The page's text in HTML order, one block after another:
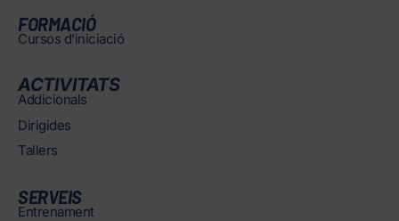
FORMACIÓ
Cursos d’iniciació
ACTIVITATS
Addicionals
Dirigides
Tallers
SERVEIS
Entrenament